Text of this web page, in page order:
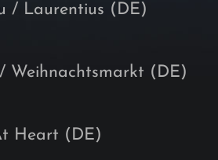
/ Laurentius (DE)
Weihnachtsmarkt (DE)
Heart (DE)